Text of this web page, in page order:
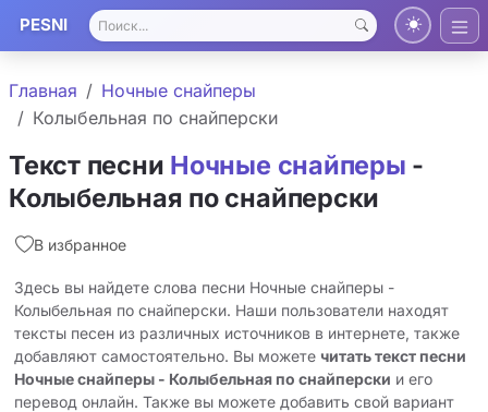
PESNI
Главная
Ночные снайперы
Колыбельная по снайперски
Текст песни Ночные снайперы -
Колыбельная по снайперски
В избранное
Здесь вы найдете слова песни Ночные снайперы -
Колыбельная по снайперски. Наши пользователи находят
тексты песен из различных источников в интернете, также
добавляют самостоятельно. Вы можете читать текст песни
Ночные снайперы - Колыбельная по снайперски и его
перевод онлайн. Также вы можете добавить свой вариант